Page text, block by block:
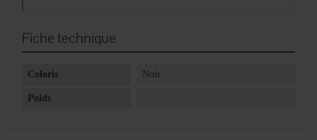
Fiche technique
Coloris Noir
Poids